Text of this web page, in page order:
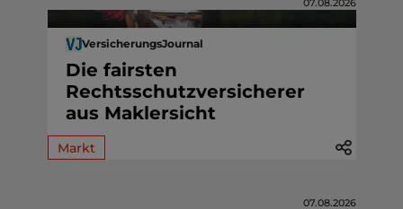
VersicherungsJournal
Die fairsten
Rechtsschutzversicherer
aus Maklersicht
Markt
07.08.2026